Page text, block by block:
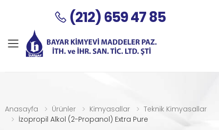
(212) 659 47 85
Menu
Anasayfa Ürünler Kimyasallar
Teknik Kimyasallar
İzopropil Alkol (2-Propanol) Extra Pure